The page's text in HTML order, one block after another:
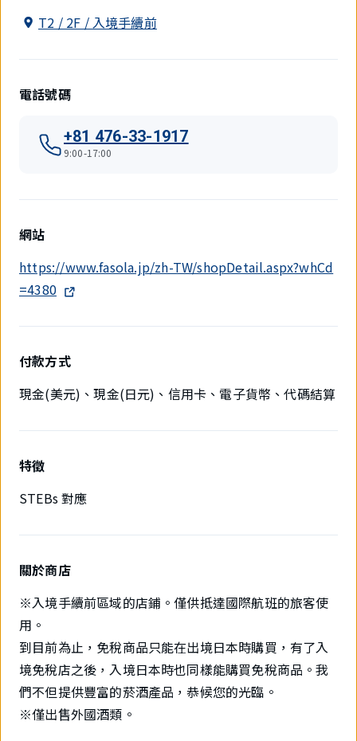
T2 / 2F / 入境手續前
電話號碼
+81 476-33-1917
9:00-17:00
網站
https://www.fasola.jp/zh-TW/shopDetail.aspx?whCd
=4380
付款方式
現金(美元)、現金(日元)、信用卡、電子貨幣、代碼結算
特徵
STEBs 對應
關於商店
※入境手續前區域的店鋪。僅供抵達國際航班的旅客使
用。
到目前為止，免稅商品只能在出境日本時購買，有了入
境免稅店之後，入境日本時也同樣能購買免稅商品。我
們不但提供豐富的菸酒產品，恭候您的光臨。
※僅出售外國酒類。